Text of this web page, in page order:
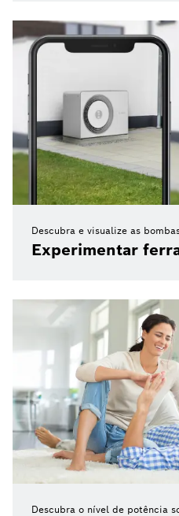
Descubra e visualize as
Experimentar
Descubra o nível de potência